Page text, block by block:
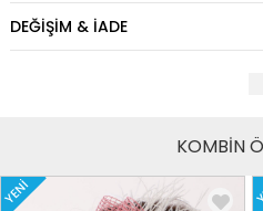
DEĞIŞIM & İADE
KOMBİN
YENI